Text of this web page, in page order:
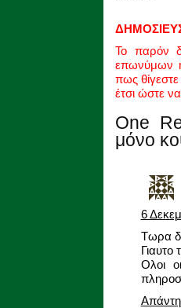
Το παρόν
επωνύμων
πως
έτσι ώστε
One
μόνο
6
Τωρα
Γιαυτο
Ολοι